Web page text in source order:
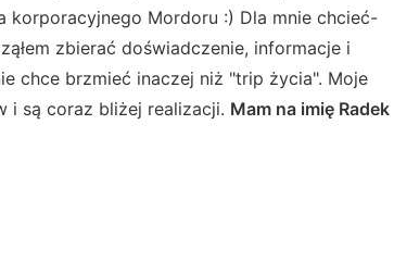
korporacyjnego Mordoru :) Dla mnie chcieć-
zbierać doświadczenie, informacje i
chce brzmieć inaczej niż "trip życia". Moje
i są coraz bliżej realizacji. Mam na imię Radek